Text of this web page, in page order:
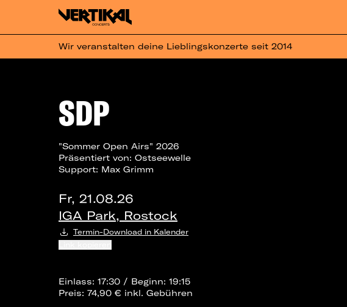
Wir veranstalten deine Lieblingskonzerte seit 2014
SDP
"Sommer Open Airs" 2026
Präsentiert von: Ostseewelle
Support: Max Grimm
Fr, 21.08.26
IGA Park, Rostock
Termin-Download in Kalender
Einlass: 17:30 / Beginn: 19:15
Preis: 74,90 € inkl. Gebühren